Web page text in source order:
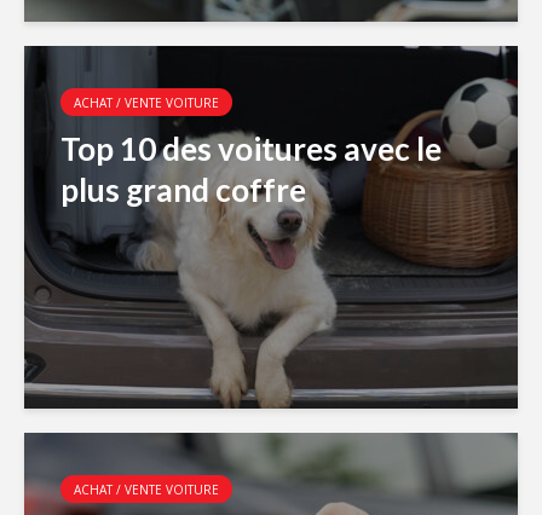
ACHAT / VENTE VOITURE
Top 10 des voitures avec le
plus grand coffre
ACHAT / VENTE VOITURE